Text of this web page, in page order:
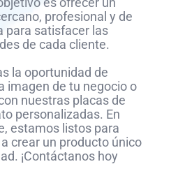
profesional y de
para satisfacer las
de cada cliente.
la oportunidad de
imagen de tu negocio o
nuestras placas de
personalizadas. En
estamos listos para
crear un producto único
¡Contáctanos hoy